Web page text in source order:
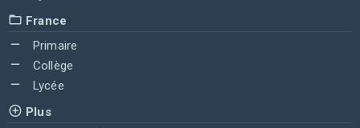
France
Primaire
Collège
Lycée
Plus